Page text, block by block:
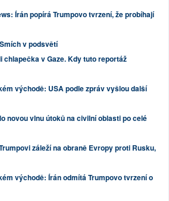
Írán popírá Trumpovo tvrzení, že probíhají
Smích v podsvětí
chlapečka v Gaze. Kdy tuto reportáž
východě: USA podle zpráv vyšlou další
novou vlnu útoků na civilní oblasti po celé
záleží na obraně Evropy proti Rusku,
východě: Írán odmítá Trumpovo tvrzení o